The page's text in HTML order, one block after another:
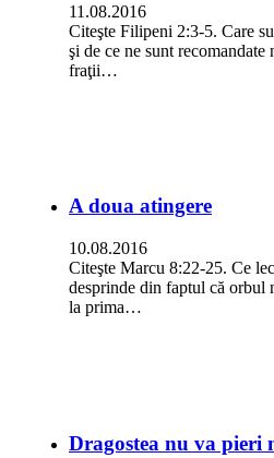
11.08.2016
Citeşte Filipeni 2:3-5. Care
şi de ce ne sunt
fraţii…
A doua atingere
10.08.2016
Citeşte Marcu 8:22-25. Ce
desprinde din faptul că orbul
la prima…
Dragostea nu va pieri